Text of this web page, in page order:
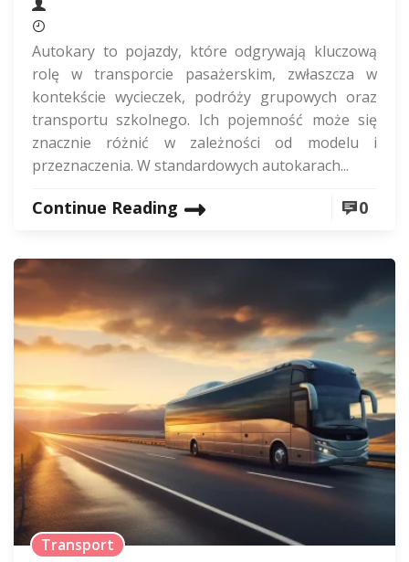
Autokary to pojazdy, które odgrywają kluczową
rolę w transporcie pasażerskim, zwłaszcza w
kontekście wycieczek, podróży grupowych oraz
transportu szkolnego. Ich pojemność może się
znacznie różnić w zależności od modelu i
przeznaczenia. W standardowych autokarach...
Continue Reading 0
Transport